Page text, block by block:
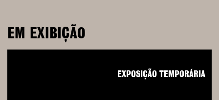
EM EXIBIÇÃO
EXPOSIÇÃO TEMPORÁRIA